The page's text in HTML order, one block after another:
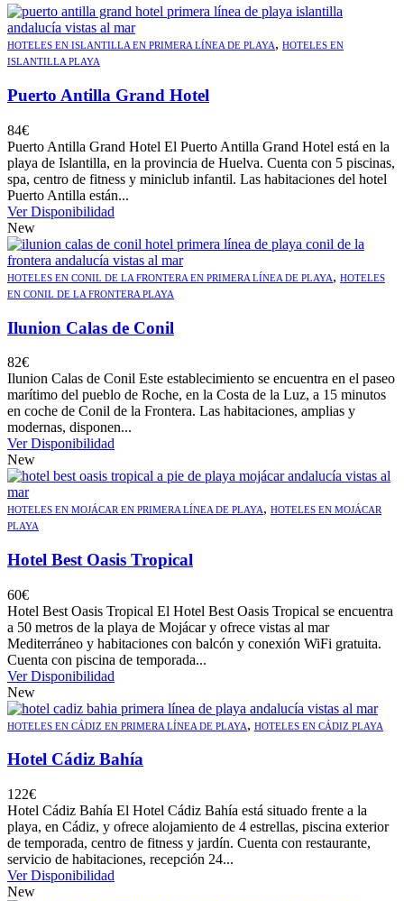
HOTELES EN ISLANTILLA EN PRIMERA LÍNEA DE PLAYA, HOTELES EN
ISLANTILLA PLAYA
Puerto Antilla Grand Hotel
84€
Puerto Antilla Grand Hotel El Puerto Antilla Grand Hotel está en la
playa de Islantilla, en la provincia de Huelva. Cuenta con 5 piscinas,
spa, centro de fitness y miniclub infantil. Las habitaciones del hotel
Puerto Antilla están...
Ver Disponibilidad
New
HOTELES EN CONIL DE LA FRONTERA EN PRIMERA LÍNEA DE PLAYA, HOTELES
EN CONIL DE LA FRONTERA PLAYA
Ilunion Calas de Conil
82€
Ilunion Calas de Conil Este establecimiento se encuentra en el paseo
marítimo del pueblo de Roche, en la Costa de la Luz, a 15 minutos
en coche de Conil de la Frontera. Las habitaciones, amplias y
modernas, disponen...
Ver Disponibilidad
New
HOTELES EN MOJÁCAR EN PRIMERA LÍNEA DE PLAYA, HOTELES EN MOJÁCAR
PLAYA
Hotel Best Oasis Tropical
60€
Hotel Best Oasis Tropical El Hotel Best Oasis Tropical se encuentra
a 50 metros de la playa de Mojácar y ofrece vistas al mar
Mediterráneo y habitaciones con balcón y conexión WiFi gratuita.
Cuenta con piscina de temporada...
Ver Disponibilidad
New
HOTELES EN CÁDIZ EN PRIMERA LÍNEA DE PLAYA, HOTELES EN CÁDIZ PLAYA
Hotel Cádiz Bahía
122€
Hotel Cádiz Bahía El Hotel Cádiz Bahía está situado frente a la
playa, en Cádiz, y ofrece alojamiento de 4 estrellas, piscina exterior
de temporada, centro de fitness y jardín. Cuenta con restaurante,
servicio de habitaciones, recepción 24...
Ver Disponibilidad
New